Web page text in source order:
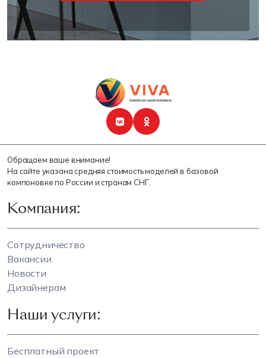
Обращаем ваше внимание!
На сайте указана средняя стоимость моделей в базовой
компоновке по России и странам СНГ.
Компания:
Сотрудничество
Вакансии
Новости
Дизайнерам
Наши услуги:
Бесплатный проект